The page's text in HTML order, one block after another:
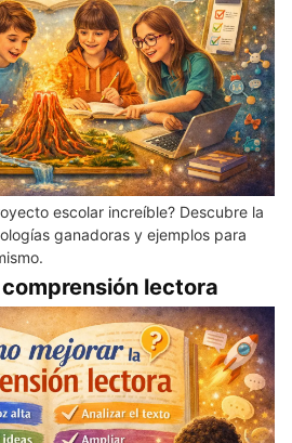
escolar increíble? Descubre la
ganadoras y ejemplos para
lectora